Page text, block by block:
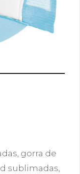
, gorra de
sublimadas,